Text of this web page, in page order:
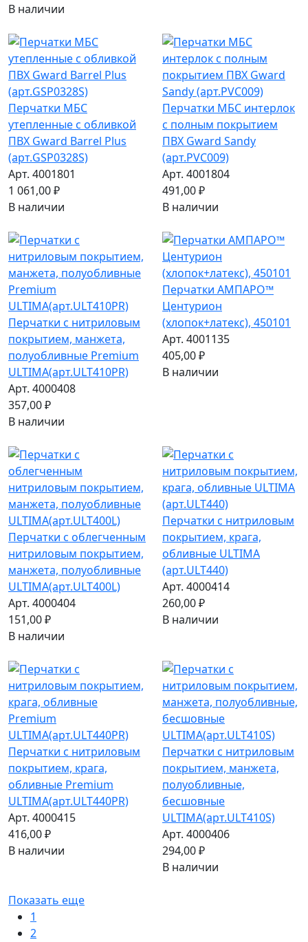
В наличии
Перчатки МБС
утепленные с обливкой
ПВХ Gward Barrel Plus
(арт.GSP0328S)
Арт. 4001801
1 061,00 ₽
В наличии
Перчатки МБС интерлок
с полным покрытием
ПВХ Gward Sandy
(арт.PVC009)
Арт. 4001804
491,00 ₽
В наличии
Перчатки с нитриловым
покрытием, манжета,
полуобливные Premium
ULTIMA(арт.ULT410PR)
Арт. 4000408
357,00 ₽
В наличии
Перчатки АМПАРО™
Центурион
(хлопок+латекс), 450101
Арт. 4001135
405,00 ₽
В наличии
Перчатки с облегченным
нитриловым покрытием,
манжета, полуобливные
ULTIMA(арт.ULT400L)
Арт. 4000404
151,00 ₽
В наличии
Перчатки с нитриловым
покрытием, крага,
обливные ULTIMA
(арт.ULT440)
Арт. 4000414
260,00 ₽
В наличии
Перчатки с нитриловым
покрытием, крага,
обливные Premium
ULTIMA(арт.ULT440PR)
Арт. 4000415
416,00 ₽
В наличии
Перчатки с нитриловым
покрытием, манжета,
полуобливные,
бесшовные
ULTIMA(арт.ULT410S)
Арт. 4000406
294,00 ₽
В наличии
Показать еще
1
2